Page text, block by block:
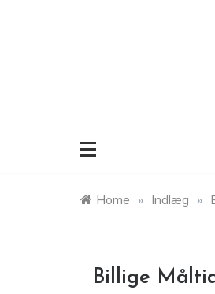
Home » Indlæg »
Billige